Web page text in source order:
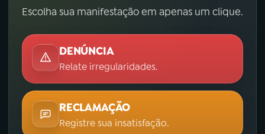
Escolha sua manifestação em apenas um clique.
DENÚNCIA
Relate irregularidades.
RECLAMAÇÃO
Registre sua insatisfação.